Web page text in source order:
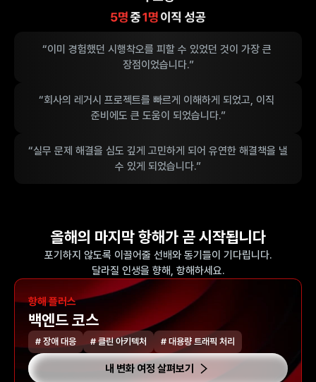
“이미 경험했던 시행착오를 피할 수 있었던 것이 가장 큰
장점이었습니다.”
“회사의 레거시 프로젝트를 빠르게 이해하게 되었고, 이직
준비에도 큰 도움이 되었습니다.”
“실무 문제 해결을 심도 깊게 고민하게 되어 유연한 해결책을 낼
수 있게 되었습니다.”
올해의 마지막 항해가 곧 시작됩니다
포기하지 않도록 이끌어줄 선배와 동기들이 기다립니다.
달라질 인생을 향해, 항해하세요.
항해 플러스
백엔드 코스
# 장애 대응 # 클린 아키텍처 # 대용량 트래픽 처리
내 변화 여정 살펴보기